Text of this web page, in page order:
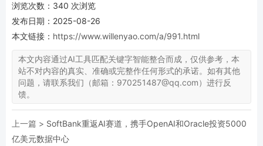
浏览次数： 340 次浏览
发布日期：2025-08-26
本文链接： https://www.willenyao.com/a/991.html
本文内容通过AI工具匹配关键字智能整合而成，仅供参考，本
站不对内容的真实、准确或完整作任何形式的承诺。如有其他
问题，请联系我们（邮箱：970251487@qq.com）进行反
馈。
上一篇 > SoftBank重返AI赛道，携手OpenAI和Oracle投资5000
亿美元数据中心